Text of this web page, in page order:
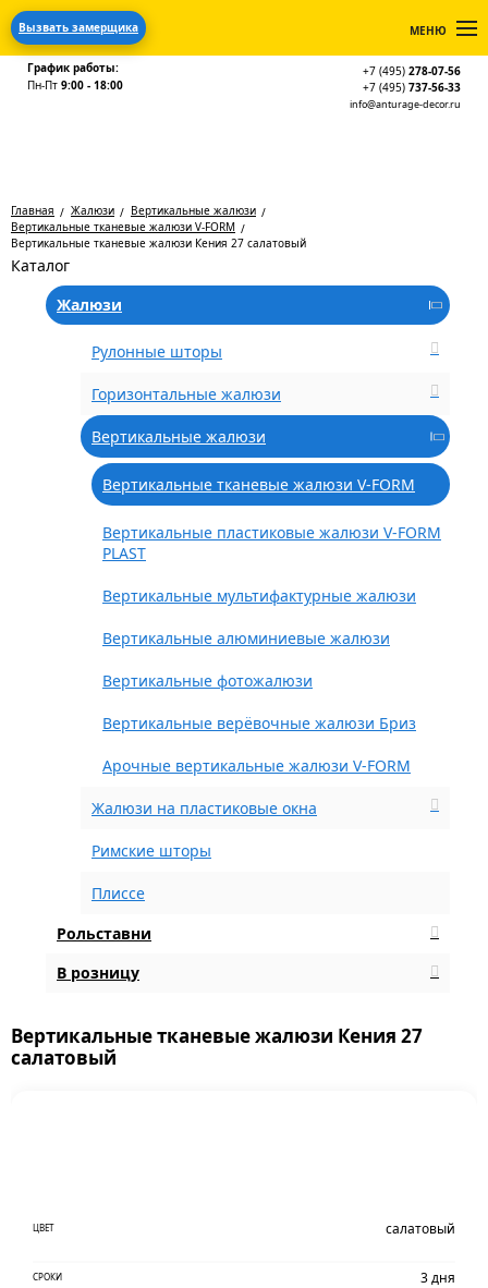
Вызвать замерщика МЕНЮ
График работы:
Пн-Пт 9:00 - 18:00
+7 (495) 278-07-56
+7 (495) 737-56-33
info@anturage-decor.ru
Главная Жалюзи
Вертикальные жалюзи
Вертикальные тканевые жалюзи V-FORM
Вертикальные тканевые жалюзи Кения 27 салатовый
Каталог
Жалюзи
Рулонные шторы
Горизонтальные жалюзи
Вертикальные жалюзи
Вертикальные тканевые жалюзи V-FORM
Вертикальные пластиковые жалюзи V-FORM
PLAST
Вертикальные мультифактурные жалюзи
Вертикальные алюминиевые жалюзи
Вертикальные фотожалюзи
Вертикальные верёвочные жалюзи Бриз
Арочные вертикальные жалюзи V-FORM
Жалюзи на пластиковые окна
Римские шторы
Плиссе
Рольставни
В розницу
Вертикальные тканевые жалюзи Кения 27
салатовый
ЦВЕТ салатовый
СРОКИ 3 дня